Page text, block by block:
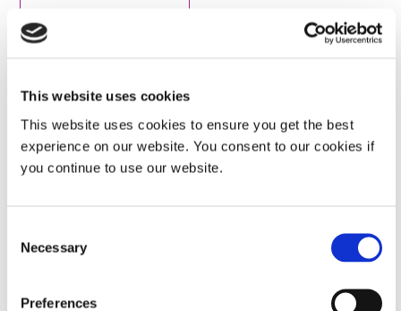
This website uses cookies
This website uses cookies to ensure you get the best
experience on our website. You consent to our cookies if
you continue to use our website.
Selection
Necessary
Preferences
9773 Ruggedizing & Staking Adhesive
지금 시청하세요
위성 및 우주선 조립을 위한 접착제 및 코팅 솔루션